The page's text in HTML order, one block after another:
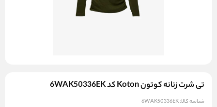
تی شرت زنانه کوتون Koton کد 6WAK50336EK
شناسه کالا:6WAK50336EK